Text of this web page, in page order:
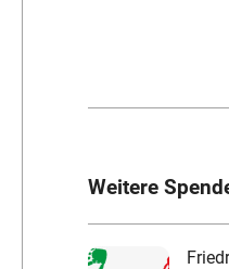
Weitere